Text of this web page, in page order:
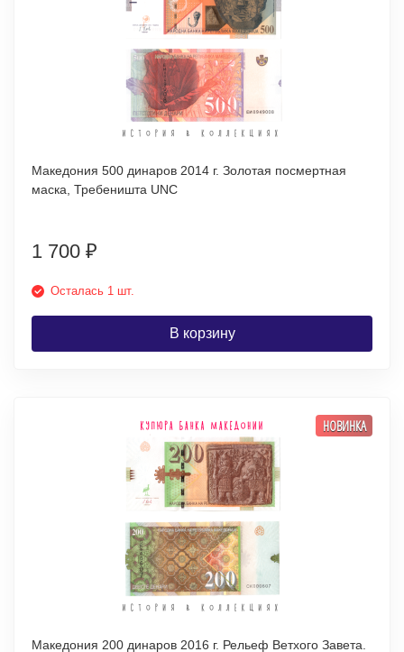
Македония 500 динаров 2014 г. Золотая посмертная
маска, Требеништа UNC
1 700 ₽
Осталась 1 шт.
В корзину
НОВИНКА
Македония 200 динаров 2016 г. Рельеф Ветхого Завета.